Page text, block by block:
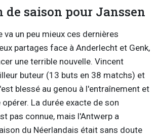
de saison pour Janssen
va un peu mieux ces dernières
partages face à Anderlecht et Genk,
une terrible nouvelle. Vincent
buteur (13 buts en 38 matchs) et
blessé au genou à l'entraînement et
La durée exacte de son
pas connue, mais l'Antwerp a
du Néerlandais était sans doute